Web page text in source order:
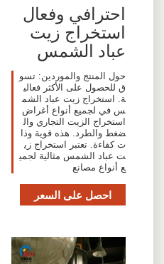
احترافي وفعال
استخراج زيت
عباد الشمس
حول المنتج والموردين: تسو
ق للحصول على الأكثر فعالي
ة. استخراج زيت عباد الشم
س في لجميع أنواع أغراض
استخراج الزيت التجاري وال
ضغط والطرد. هذه قوية وذا
ت كفاءة. تعتبر استخراج زي
ت عباد الشمس مثالية لجمي
ع أنواع مصانع
احصل على السعر